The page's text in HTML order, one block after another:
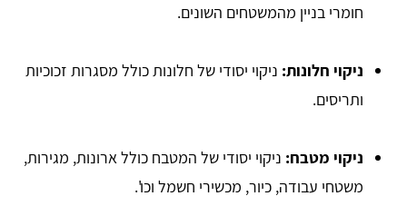
חומרי בניין מהמשטחים השונים.
ניקוי חלונות: ניקוי יסודי של חלונות כולל מסגרות זכוכיות
ותריסים.
ניקוי מטבח: ניקוי יסודי של המטבח כולל ארונות, מגירות,
משטחי עבודה, כיור, מכשירי חשמל וכו'.